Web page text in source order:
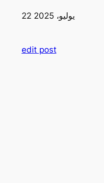
22 يوليو، 2025
edit post